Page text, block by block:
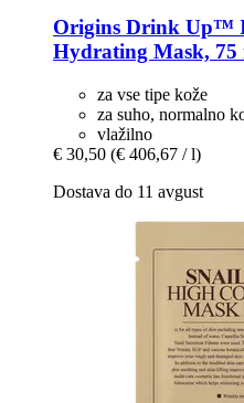
Origins Drink Up™
Hydrating Mask, 75
za vse tipe kože
za suho, normalno
vlažilno
€ 30,50 (€ 406,67 / l)
Dostava do 11 avgust